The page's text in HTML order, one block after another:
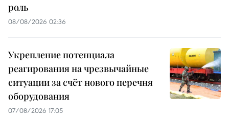
роль
08/08/2026 02:36
Укрепление потенциала
реагирования на чрезвычайные
ситуации за счёт нового перечня
оборудования
07/08/2026 17:05